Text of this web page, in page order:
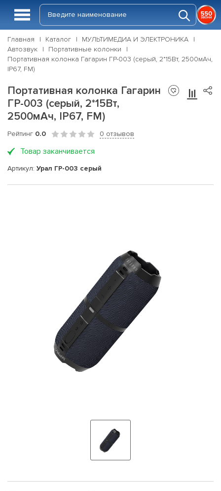
Главная Каталог
МУЛЬТИМЕДИА И ЭЛЕКТРОНИКА
Автозвук
Портативные колонки
Портативная колонка Гагарин ГР-003 (серый, 2*15Вт, 2500мАч,
IP67, FM)
Портативная колонка Гагарин
ГР-003 (серый, 2*15Вт,
2500мАч, IP67, FM)
Рейтинг 0.0 0 отзывов
Товар заканчивается
Артикул: Урал ГР-003 серый